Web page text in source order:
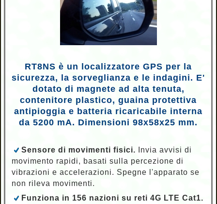
RT8NS è un localizzatore GPS per la
sicurezza, la sorveglianza e le indagini. E'
dotato di magnete ad alta tenuta,
contenitore plastico, guaina protettiva
antipioggia e batteria ricaricabile interna
da 5200 mA. Dimensioni 98x58x25 mm.
Sensore di movimenti fisici.
Invia avvisi di
movimento rapidi, basati sulla percezione di
vibrazioni e accelerazioni. Spegne l'apparato se
non rileva movimenti.
Funziona in 156 nazioni su reti 4G LTE Cat1.